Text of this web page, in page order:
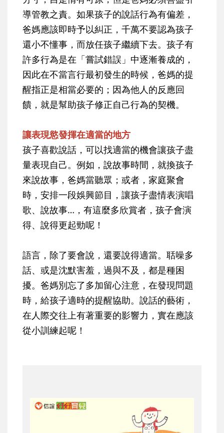
導管教之責。如果孩子的說話行為有偏差，
爸媽應該即時予以糾正，千萬不要認為孩子
還小不懂事，而放任孩子繼續下去。孩子有
許多行為是在「嘗試錯誤」中逐漸養成的，
因此在不當言行最初發生的時候，爸媽的提
醒指正是相當必要的；因為他人的反應回
饋，就是幫助孩子修正自己行為的契機。
讓表現慾發揮在適當的地方
孩子喜歡說話，可以找適當的機會讓孩子盡
量表現自己。例如，說故事時間，就換孩子
來說故事，爸媽當聽眾；或者，家庭聚會
時，安排一段娛興節目，讓孩子盡情表演唱
歌、說故事…，有這麼多欣賞者，孩子會演
得、說得更起勁呢！
語言，除了要會說，還要說得適當。聒噪多
話、或是沈默害羞，過與不及，都是種困
擾。爸媽別忘了多加留心注意，在發現問題
時，給孩子適時的提醒協助。說話的藝術，
在人際交往上有著重要的影響力，實在應該
從小訓練起呢！